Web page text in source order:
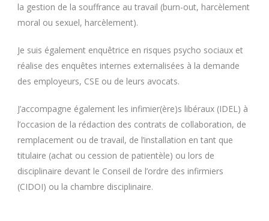
la gestion de la souffrance au travail (burn-out, harcèlement
moral ou sexuel, harcèlement).
Je suis également enquêtrice en risques psycho sociaux et
réalise des enquêtes internes externalisées à la demande
des employeurs, CSE ou de leurs avocats.
J’accompagne également les infimier(ère)s libéraux (IDEL) à
l’occasion de la rédaction des contrats de collaboration, de
remplacement ou de travail, de l’installation en tant que
titulaire (achat ou cession de patientèle) ou lors de
disciplinaire devant le Conseil de l’ordre des infirmiers
(CIDOI) ou la chambre disciplinaire.